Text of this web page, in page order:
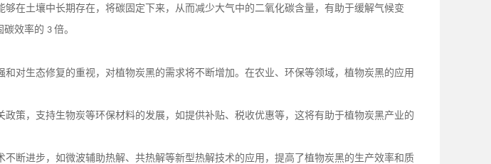
在土壤中长期存在，将碳固定下来，从而减少大气中的二氧化碳含量，有助于缓解气候变
碳效率的 3 倍。
对生态修复的重视，对植物炭黑的需求将不断增加。在农业、环保等领域，植物炭黑的应用
策，支持生物炭等环保材料的发展，如提供补贴、税收优惠等，这将有助于植物炭黑产业的
断进步，如微波辅助热解、共热解等新型热解技术的应用，提高了植物炭黑的生产效率和质